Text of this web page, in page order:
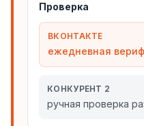
Проверка
ВКОНТАКТЕ
ежедневная
КОНКУРЕНТ 2
ручная проверка